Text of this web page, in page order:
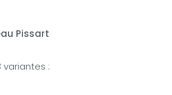
Pissart
variantes :